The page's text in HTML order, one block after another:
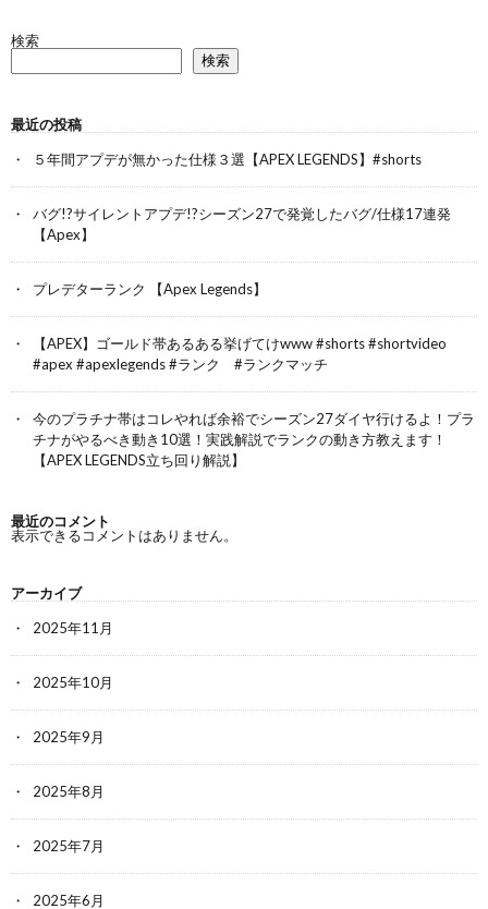
検索
検索
最近の投稿
５年間アプデが無かった仕様３選【APEX LEGENDS】#shorts
バグ!?サイレントアプデ!?シーズン27で発覚したバグ/仕様17連発
【Apex】
プレデターランク 【Apex Legends】
【APEX】ゴールド帯あるある挙げてけwww #shorts #shortvideo
#apex #apexlegends #ランク #ランクマッチ
今のプラチナ帯はコレやれば余裕でシーズン27ダイヤ行けるよ！プラ
チナがやるべき動き10選！実践解説でランクの動き方教えます！
【APEX LEGENDS立ち回り解説】
最近のコメント
表示できるコメントはありません。
アーカイブ
2025年11月
2025年10月
2025年9月
2025年8月
2025年7月
2025年6月